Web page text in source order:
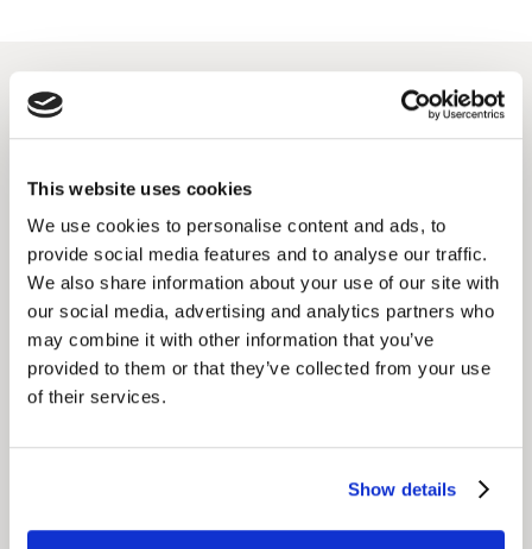
This website uses cookies
We use cookies to personalise content and ads, to
provide social media features and to analyse our traffic.
We also share information about your use of our site with
our social media, advertising and analytics partners who
may combine it with other information that you’ve
provided to them or that they’ve collected from your use
of their services.
Show details
Soluzioni in evidenza
NeedScope
Distinguersi e guidare la crescita dei vostri brand
con un posizionamento definito, differenziato,
coerente e con una purpose chiara.
SCOPRI DI PIÙ
Brand Growth Consulting
Ti aiutiamo a capire qual è il valore del tuo brand e
a come poterlo far crescere.